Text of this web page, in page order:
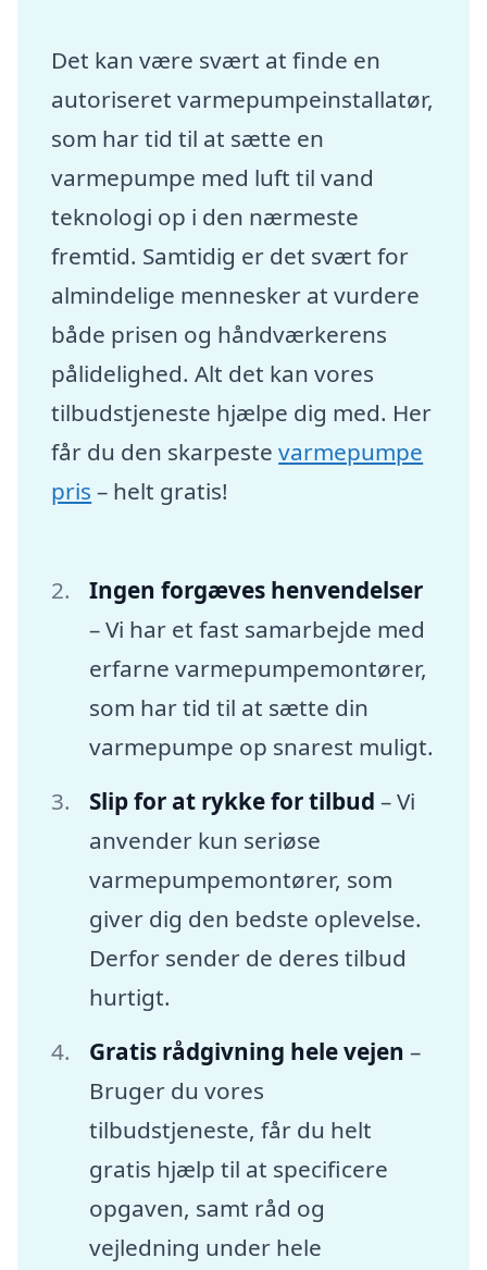
Det kan være svært at finde en
autoriseret varmepumpeinstallatør,
som har tid til at sætte en
varmepumpe med luft til vand
teknologi op i den nærmeste
fremtid. Samtidig er det svært for
almindelige mennesker at vurdere
både prisen og håndværkerens
pålidelighed. Alt det kan vores
tilbudstjeneste hjælpe dig med. Her
får du den skarpestevarmepumpe
pris – helt gratis!
Ingen forgæves henvendelser
– Vi har et fast samarbejde med
erfarne varmepumpemontører,
som har tid til at sætte din
varmepumpe op snarest muligt.
Slip for at rykke for tilbud – Vi
anvender kun seriøse
varmepumpemontører, som
giver dig den bedste oplevelse.
Derfor sender de deres tilbud
hurtigt.
Gratis rådgivning hele vejen –
Bruger du vores
tilbudstjeneste, får du helt
gratis hjælp til at specificere
opgaven, samt råd og
vejledning under hele